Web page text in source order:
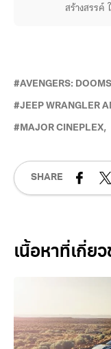
สร้างสรรค์
AVENGERS:
JEEP WRANGLER
MAJOR CINEPLEX
SHARE
Related